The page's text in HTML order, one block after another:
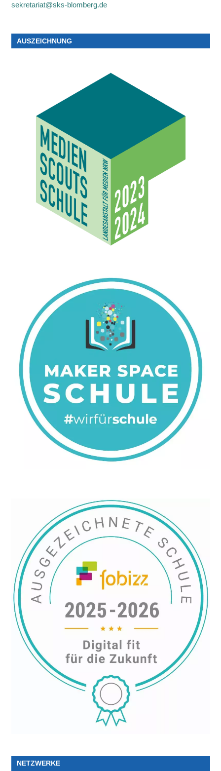
sekretariat@sks-blomberg.de
AUSZEICHNUNG
NETZWERKE